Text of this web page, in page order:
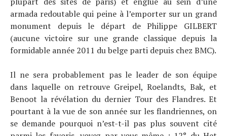
armada redoutable qui peine à l’emporter sur un grand
monument depuis le départ de Philippe GILBERT
(aucune victoire sur une grande classique depuis la
formidable année 2011 du belge parti depuis chez BMC).
Il ne sera probablement pas le leader de son équipe
dans laquelle on retrouve Greipel, Roelandts, Bak, et
Benoot la révélation du dernier Tour des Flandres. Et
pourtant à la vue de son année sur les flandriennes, on
se demande pourquoi n’est-t-il pas plus souvent cité